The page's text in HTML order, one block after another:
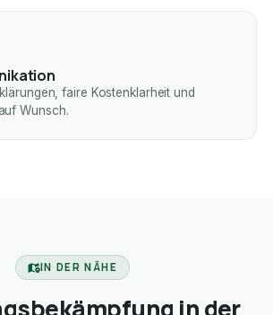
faire Kostenklarheit und
Wunsch.
IN DER NÄHE